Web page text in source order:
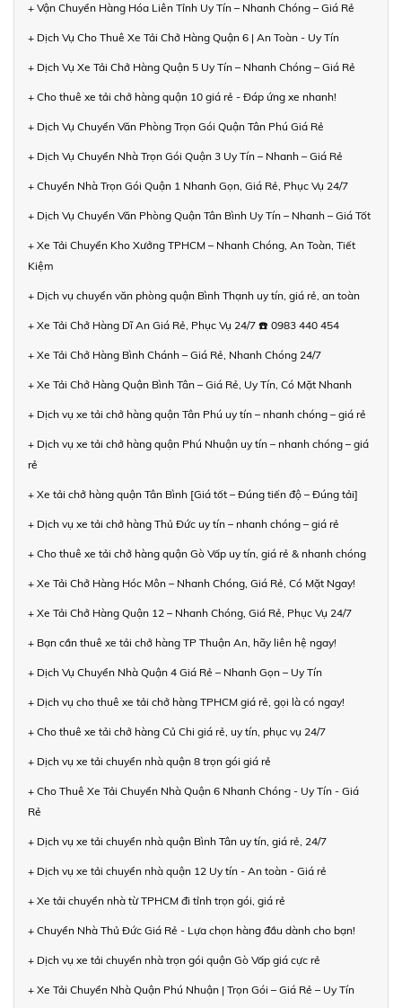
+ Vận Chuyển Hàng Hóa Liên Tỉnh Uy Tín – Nhanh Chóng – Giá Rẻ
+ Dịch Vụ Cho Thuê Xe Tải Chở Hàng Quận 6 | An Toàn - Uy Tín
+ Dịch Vụ Xe Tải Chở Hàng Quận 5 Uy Tín – Nhanh Chóng – Giá Rẻ
+ Cho thuê xe tải chở hàng quận 10 giá rẻ - Đáp ứng xe nhanh!
+ Dịch Vụ Chuyển Văn Phòng Trọn Gói Quận Tân Phú Giá Rẻ
+ Dịch Vụ Chuyển Nhà Trọn Gói Quận 3 Uy Tín – Nhanh – Giá Rẻ
+ Chuyển Nhà Trọn Gói Quận 1 Nhanh Gọn, Giá Rẻ, Phục Vụ 24/7
+ Dịch Vụ Chuyển Văn Phòng Quận Tân Bình Uy Tín – Nhanh – Giá Tốt
+ Xe Tải Chuyển Kho Xưởng TPHCM – Nhanh Chóng, An Toàn, Tiết
Kiệm
+ Dịch vụ chuyển văn phòng quận Bình Thạnh uy tín, giá rẻ, an toàn
+ Xe Tải Chở Hàng Dĩ An Giá Rẻ, Phục Vụ 24/7 ☎️ 0983 440 454
+ Xe Tải Chở Hàng Bình Chánh – Giá Rẻ, Nhanh Chóng 24/7
+ Xe Tải Chở Hàng Quận Bình Tân – Giá Rẻ, Uy Tín, Có Mặt Nhanh
+ Dịch vụ xe tải chở hàng quận Tân Phú uy tín – nhanh chóng – giá rẻ
+ Dịch vụ xe tải chở hàng quận Phú Nhuận uy tín – nhanh chóng – giá
rẻ
+ Xe tải chở hàng quận Tân Bình [Giá tốt – Đúng tiến độ – Đúng tải]
+ Dịch vụ xe tải chở hàng Thủ Đức uy tín – nhanh chóng – giá rẻ
+ Cho thuê xe tải chở hàng quận Gò Vấp uy tín, giá rẻ & nhanh chóng
+ Xe Tải Chở Hàng Hóc Môn – Nhanh Chóng, Giá Rẻ, Có Mặt Ngay!
+ Xe Tải Chở Hàng Quận 12 – Nhanh Chóng, Giá Rẻ, Phục Vụ 24/7
+ Bạn cần thuê xe tải chở hàng TP Thuận An, hãy liên hệ ngay!
+ Dịch Vụ Chuyển Nhà Quận 4 Giá Rẻ – Nhanh Gọn – Uy Tín
+ Dịch vụ cho thuê xe tải chở hàng TPHCM giá rẻ, gọi là có ngay!
+ Cho thuê xe tải chở hàng Củ Chi giá rẻ, uy tín, phục vụ 24/7
+ Dịch vụ xe tải chuyển nhà quận 8 trọn gói giá rẻ
+ Cho Thuê Xe Tải Chuyển Nhà Quận 6 Nhanh Chóng - Uy Tín - Giá
Rẻ
+ Dịch vụ xe tải chuyển nhà quận Bình Tân uy tín, giá rẻ, 24/7
+ Dịch vụ xe tải chuyển nhà quận 12 Uy tín - An toàn - Giá rẻ
+ Xe tải chuyển nhà từ TPHCM đi tỉnh trọn gói, giá rẻ
+ Chuyển Nhà Thủ Đức Giá Rẻ - Lựa chọn hàng đầu dành cho bạn!
+ Dịch vụ xe tải chuyển nhà trọn gói quận Gò Vấp giá cực rẻ
+ Xe Tải Chuyển Nhà Quận Phú Nhuận | Trọn Gói – Giá Rẻ – Uy Tín